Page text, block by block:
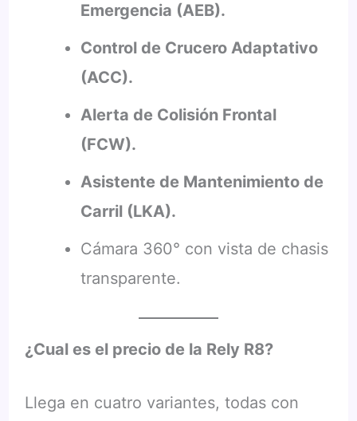
Emergencia (AEB).
Control de Crucero Adaptativo
(ACC).
Alerta de Colisión Frontal
(FCW).
Asistente de Mantenimiento de
Carril (LKA).
Cámara 360° con vista de chasis
transparente.
¿Cual es el precio de la Rely R8?
Llega en cuatro variantes, todas con